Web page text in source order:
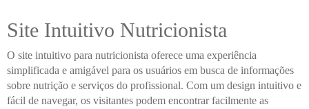
Site Intuitivo Nutricionista
O site intuitivo para nutricionista oferece uma experiência
simplificada e amigável para os usuários em busca de informações
sobre nutrição e serviços do profissional. Com um design intuitivo e
fácil de navegar, os visitantes podem encontrar facilmente as